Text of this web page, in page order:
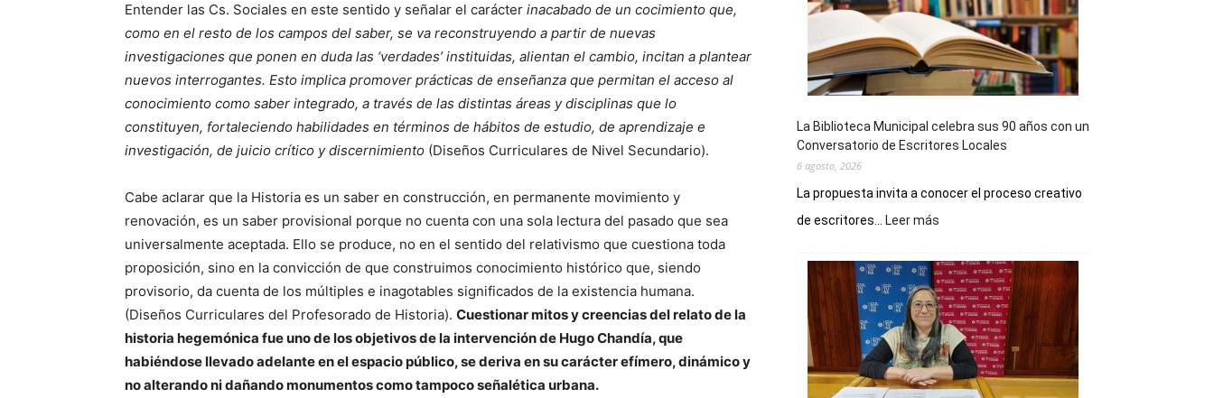
Entender las Cs. Sociales en este sentido y señalar el carácter inacabado de un cocimiento que,
como en el resto de los campos del saber, se va reconstruyendo a partir de nuevas
investigaciones que ponen en duda las ‘verdades’ instituidas, alientan el cambio, incitan a plantear
nuevos interrogantes. Esto implica promover prácticas de enseñanza que permitan el acceso al
conocimiento como saber integrado, a través de las distintas áreas y disciplinas que lo
constituyen, fortaleciendo habilidades en términos de hábitos de estudio, de aprendizaje e
investigación, de juicio crítico y discernimiento (Diseños Curriculares de Nivel Secundario).
Cabe aclarar que la Historia es un saber en construcción, en permanente movimiento y
renovación, es un saber provisional porque no cuenta con una sola lectura del pasado que sea
universalmente aceptada. Ello se produce, no en el sentido del relativismo que cuestiona toda
proposición, sino en la convicción de que construimos conocimiento histórico que, siendo
provisorio, da cuenta de los múltiples e inagotables significados de la existencia humana.
(Diseños Curriculares del Profesorado de Historia). Cuestionar mitos y creencias del relato de la
historia hegemónica fue uno de los objetivos de la intervención de Hugo Chandía, que
habiéndose llevado adelante en el espacio público, se deriva en su carácter efímero, dinámico y
no alterando ni dañando monumentos como tampoco señalética urbana.
La Biblioteca Municipal celebra sus 90 años con un
Conversatorio de Escritores Locales
6 agosto, 2026
La propuesta invita a conocer el proceso creativo
de escritores...
Leer más
Municipal
celebra
sus
90
años
con
un